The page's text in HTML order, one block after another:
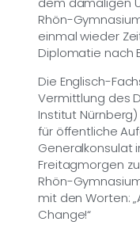
Rhön-
einmal wieder
Diplomatie nach
Die Englisch-
Vermittlung des
Institut
für öffentliche
Generalkonsulat
Freitagmorgen
Rhön-
mit den Worten:
Change!“